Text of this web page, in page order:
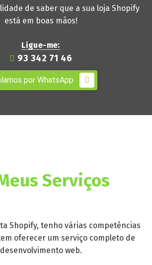
de saber que a sua loja Shopify
está em boas mãos!
Ligue-me:
93 342 71 46
por WhatsApp
Serviços
Shopify, tenho várias competências
oferecer um serviço completo de
desenvolvimento web.